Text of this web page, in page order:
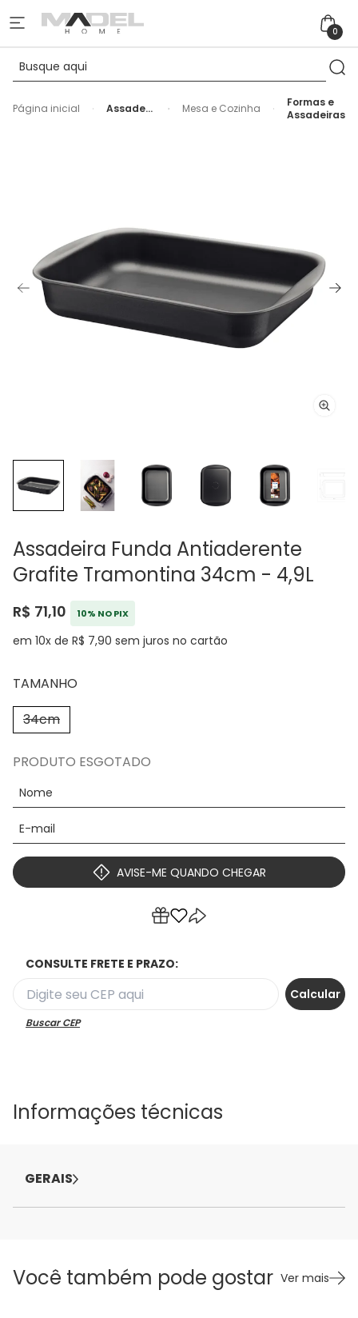
0
Página inicial
Assadeira
Mesa e Cozinha
Formas e
Assadeiras
Assadeira Funda Antiaderente
Grafite Tramontina 34cm - 4,9L
R$ 71,10 10% NO PIX
em 10x de R$ 7,90 sem juros no cartão
TAMANHO
34cm
PRODUTO ESGOTADO
AVISE-ME QUANDO CHEGAR
CONSULTE FRETE E PRAZO:
Buscar CEP
Informações técnicas
GERAIS
Você também pode gostar Ver mais